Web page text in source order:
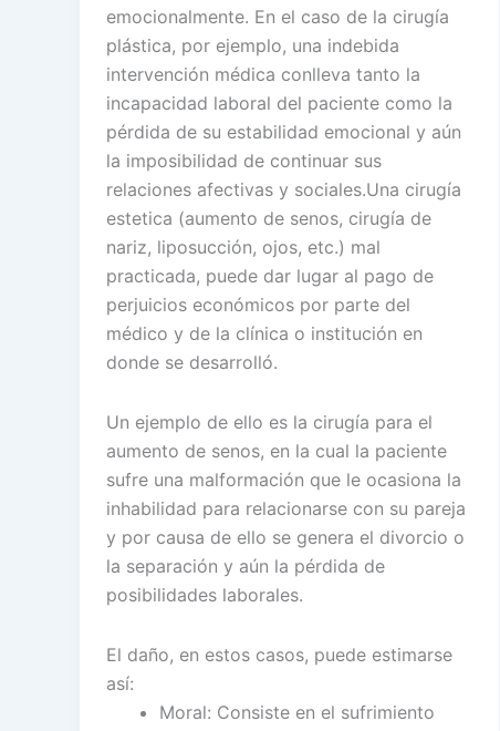
emocionalmente. En el caso de la cirugía
plástica, por ejemplo, una indebida
intervención médica conlleva tanto la
incapacidad laboral del paciente como la
pérdida de su estabilidad emocional y aún
la imposibilidad de continuar sus
relaciones afectivas y sociales.Una cirugía
estetica (aumento de senos, cirugía de
nariz, liposucción, ojos, etc.) mal
practicada, puede dar lugar al pago de
perjuicios económicos por parte del
médico y de la clínica o institución en
donde se desarrolló.
Un ejemplo de ello es la cirugía para el
aumento de senos, en la cual la paciente
sufre una malformación que le ocasiona la
inhabilidad para relacionarse con su pareja
y por causa de ello se genera el divorcio o
la separación y aún la pérdida de
posibilidades laborales.
El daño, en estos casos, puede estimarse
así:
Moral: Consiste en el sufrimiento